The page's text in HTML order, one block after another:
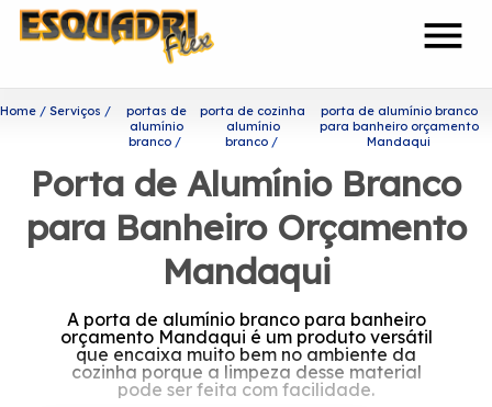
menu
Home Serviços
portas de
alumínio
branco
porta de cozinha
alumínio
branco
porta de alumínio branco
para banheiro orçamento
Mandaqui
Porta de Alumínio Branco
para Banheiro Orçamento
Mandaqui
A porta de alumínio branco para banheiro
orçamento Mandaqui é um produto versátil
que encaixa muito bem no ambiente da
cozinha porque a limpeza desse material
pode ser feita com facilidade.